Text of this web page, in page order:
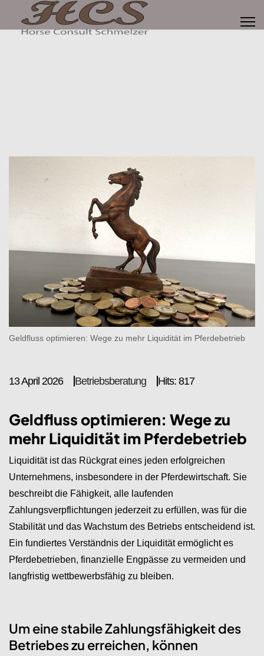
Geldfluss optimieren: Wege zu mehr Liquidität im Pferdebetrieb
13 April 2026 Betriebsberatung Hits: 817
Geldfluss optimieren: Wege zu
mehr Liquidität im Pferdebetrieb
Liquidität ist das Rückgrat eines jeden erfolgreichen
Unternehmens, insbesondere in der Pferdewirtschaft. Sie
beschreibt die Fähigkeit, alle laufenden
Zahlungsverpflichtungen jederzeit zu erfüllen, was für die
Stabilität und das Wachstum des Betriebs entscheidend ist.
Ein fundiertes Verständnis der Liquidität ermöglicht es
Pferdebetrieben, finanzielle Engpässe zu vermeiden und
langfristig wettbewerbsfähig zu bleiben.
Um eine stabile Zahlungsfähigkeit des
Betriebes zu erreichen, können